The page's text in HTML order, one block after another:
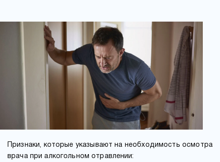
Признаки, которые указывают на необходимость осмотра
врача при алкогольном отравлении: